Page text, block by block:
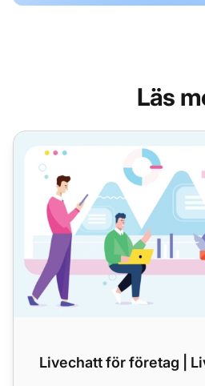
Läs
Livechatt för företag | LiveAgent
Livechatt för företag |